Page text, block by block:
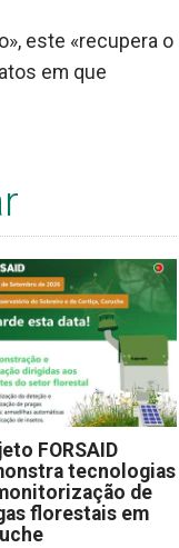
este «recupera o
em que
FORSAID
tecnologias
de
florestais em